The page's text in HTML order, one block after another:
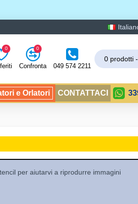
0
Confronta
0
049 574 2211
0 prodotti
e Orlatori CONTATTACI
per aiutarvi a riprodurre immagini